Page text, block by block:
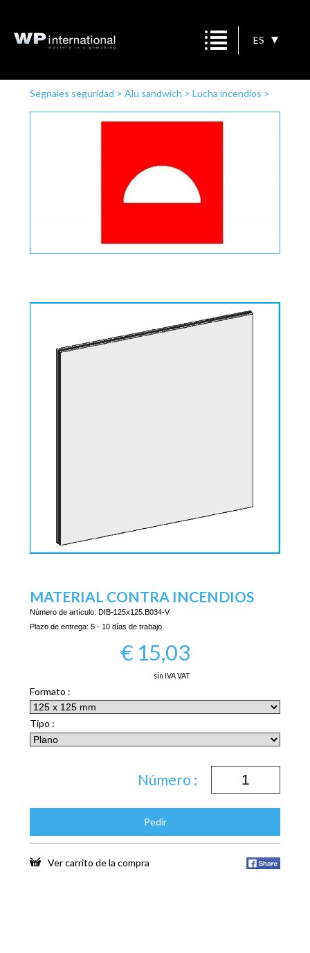
ES
Segnales seguridad > Alu sandwich > Lucha incendios >
Material contra incendios
MATERIAL CONTRA INCENDIOS
Número de artículo: DIB-125x125.B034-V
Plazo de entrega: 5 - 10 días de trabajo
€ 15,03
sin IVA VAT
Formato :
Tipo :
Número :
Pedir
Ver carrito de la compra